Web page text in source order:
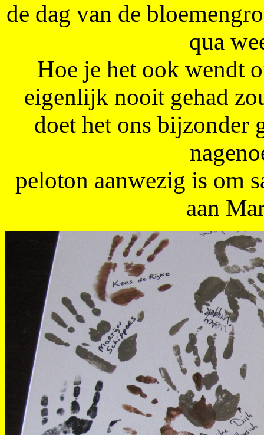
de dag van de
qua
Hoe je het ook wendt
eigenlijk nooit gehad
doet het ons bijzonder
peloton aanwezig is om
aan